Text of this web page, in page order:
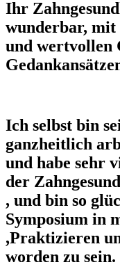
Ihr
wunderbar,
und wertvollen
Ich selbst bin
ganzheitlich
und habe sehr
der
, und bin so
Symposium in
,Praktizieren
worden zu sein.